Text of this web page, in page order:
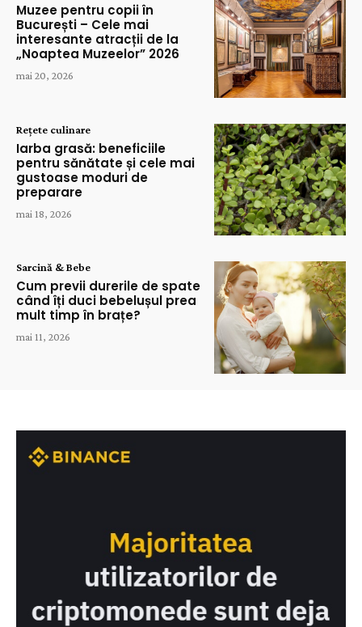
Muzee pentru copii în
București – Cele mai
interesante atracții de la
„Noaptea Muzeelor” 2026
mai 20, 2026
Rețete culinare
Iarba grasă: beneficiile
pentru sănătate și cele mai
gustoase moduri de
preparare
mai 18, 2026
Sarcină & Bebe
Cum previi durerile de spate
când îți duci bebelușul prea
mult timp în brațe?
mai 11, 2026